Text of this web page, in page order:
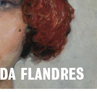
FLANDRES